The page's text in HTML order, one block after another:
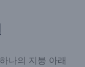
나의 지붕 아래